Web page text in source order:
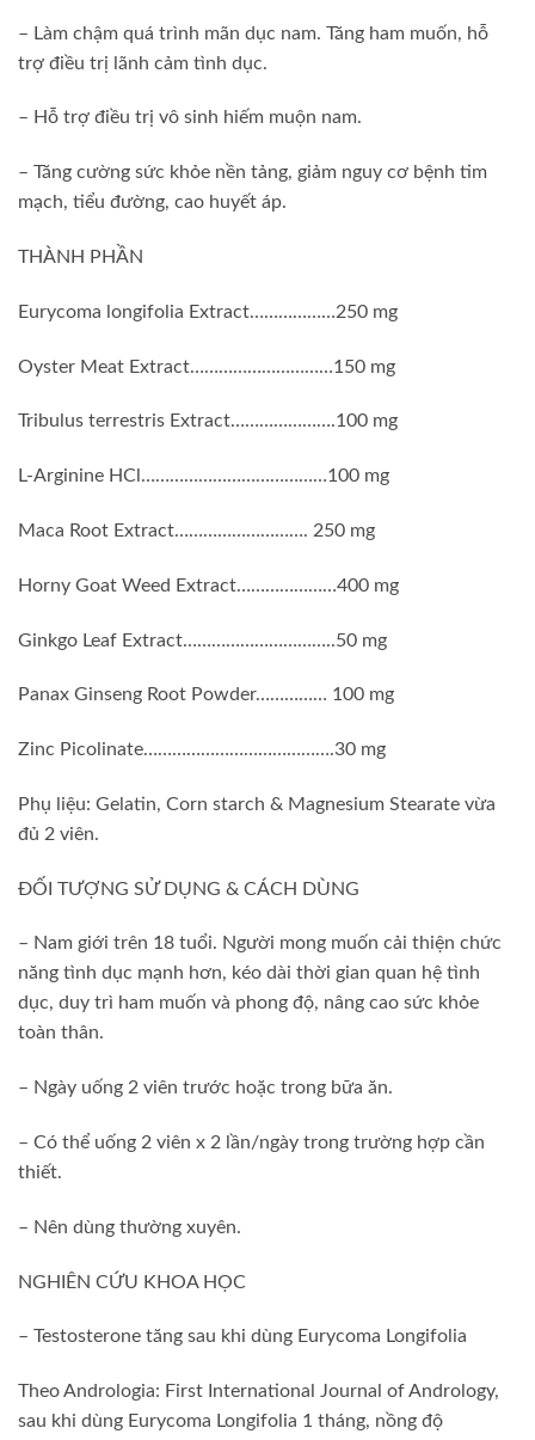
– Làm chậm quá trình mãn dục nam. Tăng ham muốn, hỗ
trợ điều trị lãnh cảm tình dục.
– Hỗ trợ điều trị vô sinh hiếm muộn nam.
– Tăng cường sức khỏe nền tảng, giảm nguy cơ bệnh tim
mạch, tiểu đường, cao huyết áp.
THÀNH PHẦN
Eurycoma longifolia Extract………………250 mg
Oyster Meat Extract…………………………150 mg
Tribulus terrestris Extract………………….100 mg
L-Arginine HCl…………………………………100 mg
Maca Root Extract………………………. 250 mg
Horny Goat Weed Extract…………………400 mg
Ginkgo Leaf Extract…………………………..50 mg
Panax Ginseng Root Powder…………… 100 mg
Zinc Picolinate………………………………….30 mg
Phụ liệu: Gelatin, Corn starch & Magnesium Stearate vừa
đủ 2 viên.
ĐỐI TƯỢNG SỬ DỤNG & CÁCH DÙNG
– Nam giới trên 18 tuổi. Người mong muốn cải thiện chức
năng tình dục mạnh hơn, kéo dài thời gian quan hệ tình
dục, duy trì ham muốn và phong độ, nâng cao sức khỏe
toàn thân.
– Ngày uống 2 viên trước hoặc trong bữa ăn.
– Có thể uống 2 viên x 2 lần/ngày trong trường hợp cần
thiết.
– Nên dùng thường xuyên.
NGHIÊN CỨU KHOA HỌC
– Testosterone tăng sau khi dùng Eurycoma Longifolia
Theo Andrologia: First International Journal of Andrology,
sau khi dùng Eurycoma Longifolia 1 tháng, nồng độ